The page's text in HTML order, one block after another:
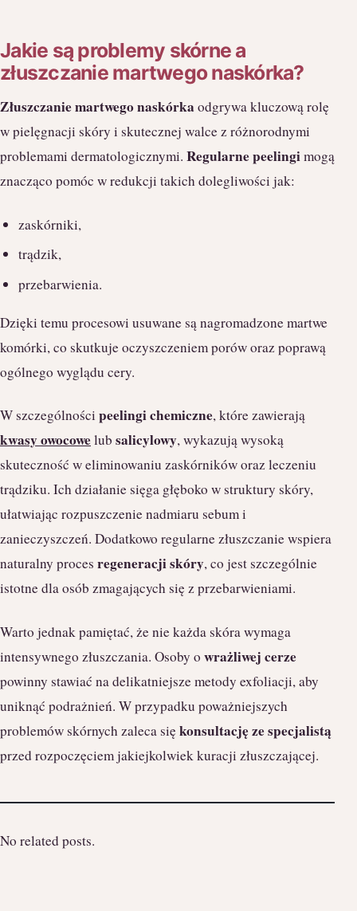
Jakie są problemy skórne a
złuszczanie martwego naskórka?
Złuszczanie martwego naskórka odgrywa kluczową rolę
w pielęgnacji skóry i skutecznej walce z różnorodnymi
problemami dermatologicznymi. Regularne peelingimogą
znacząco pomóc w redukcji takich dolegliwości jak:
zaskórniki,
trądzik,
przebarwienia.
Dzięki temu procesowi usuwane są nagromadzone martwe
komórki, co skutkuje oczyszczeniem porów oraz poprawą
ogólnego wyglądu cery.
W szczególności peelingi chemiczne, które zawierają
kwasy owocowelub salicylowy, wykazują wysoką
skuteczność w eliminowaniu zaskórników oraz leczeniu
trądziku. Ich działanie sięga głęboko w struktury skóry,
ułatwiając rozpuszczenie nadmiaru sebum i
zanieczyszczeń. Dodatkowo regularne złuszczanie wspiera
naturalny proces regeneracji skóry, co jest szczególnie
istotne dla osób zmagających się z przebarwieniami.
Warto jednak pamiętać, że nie każda skóra wymaga
intensywnego złuszczania. Osoby o wrażliwej cerze
powinny stawiać na delikatniejsze metody exfoliacji, aby
uniknąć podrażnień. W przypadku poważniejszych
problemów skórnych zaleca się konsultację ze specjalistą
przed rozpoczęciem jakiejkolwiek kuracji złuszczającej.
No related posts.